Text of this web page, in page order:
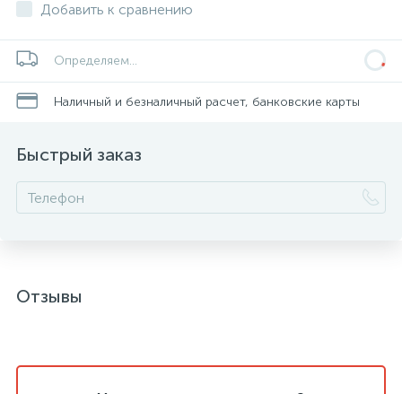
Добавить к сравнению
Определяем...
Наличный и безналичный расчет, банковские карты
Быстрый заказ
Отзывы